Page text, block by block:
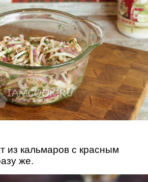
из кальмаров с красным
же.